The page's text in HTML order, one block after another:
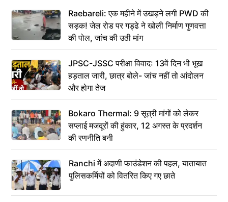
Raebareli: एक महीने में उखड़ने लगी PWD की
सड़क! जेल रोड पर गड्ढे ने खोली निर्माण गुणवत्ता
की पोल, जांच की उठी मांग
JPSC-JSSC परीक्षा विवाद: 13वें दिन भी भूख
हड़ताल जारी, छात्र बोले- जांच नहीं तो आंदोलन
और होगा तेज
Bokaro Thermal: 9 सूत्री मांगों को लेकर
सप्लाई मजदूरों की हुंकार, 12 अगस्त के प्रदर्शन
की रणनीति बनी
Ranchi में अदाणी फाउंडेशन की पहल, यातायात
पुलिसकर्मियों को वितरित किए गए छाते